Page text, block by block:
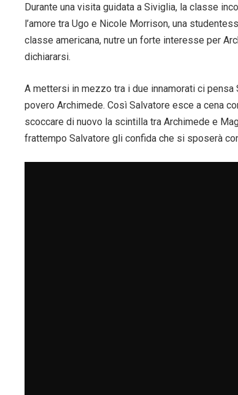
Durante una visita guidata a Siviglia, la classe
l’amore tra Ugo e Nicole Morrison, una
classe americana, nutre un forte interesse per
dichiararsi.
A mettersi in mezzo tra i due innamorati ci
povero Archimede. Così Salvatore esce a cena
scoccare di nuovo la scintilla tra Archimede e
frattempo Salvatore gli confida che si sposerà